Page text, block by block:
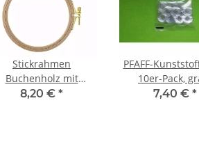
Stickrahmen
Buchenholz mit
Schraube 8 mm x 13
8,20 € *
PFAFF-
10er-Pack,
expression,
7,40 € *